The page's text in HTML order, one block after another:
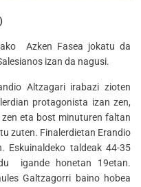
Azken Fasea jokatu da
izan da nagusi.
Altzagari irabazi zioten
protagonista izan zen,
eta bost minuturen faltan
zuten. Finalerdietan Erandio
Eskuinaldeko taldeak 44-35
igande honetan 19etan.
Galtzagorri baino hobea